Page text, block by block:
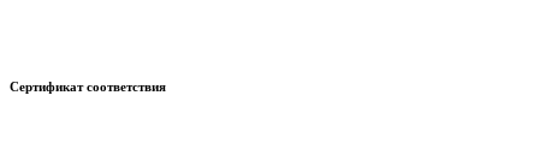
Сертификат соответствия